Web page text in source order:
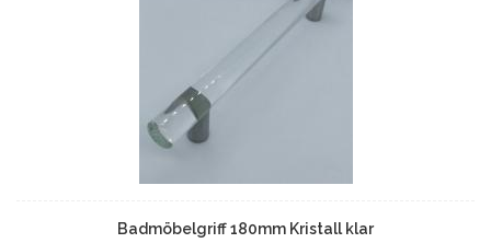
Badmöbelgriff 180mm Kristall klar